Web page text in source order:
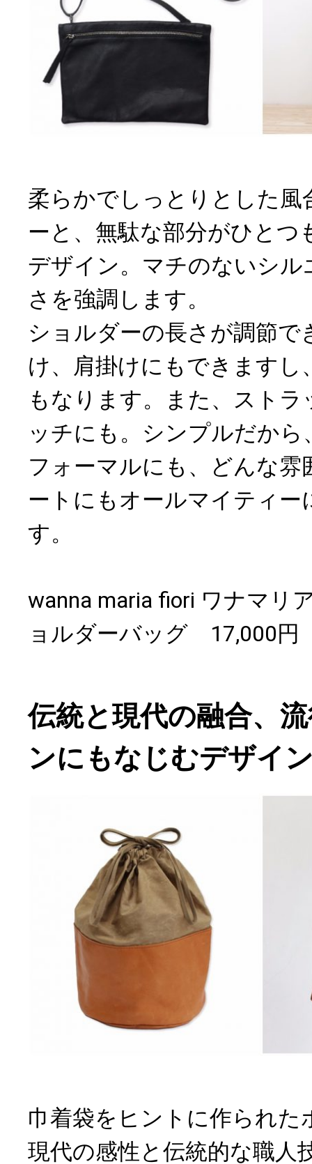
柔らかでしっとりとした風
ーと、無駄な部分がひとつ
デザイン。マチのないシ
さを強調します。
ショルダーの長さが調節で
け、肩掛けにもできますし
もなります。また、スト
ッチにも。シンプルだか
フォーマルにも、どんな雰
ートにもオールマイティー
す。
wanna maria fiori ワナマ
ョルダーバッグ 17,000円
伝統と現代の融合、
ンにもなじむデザイ
巾着袋をヒントに作られた
現代の感性と伝統的な職人